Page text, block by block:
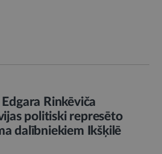
Rinkēviča
politiski represēto
dalībniekiem Ikšķilē